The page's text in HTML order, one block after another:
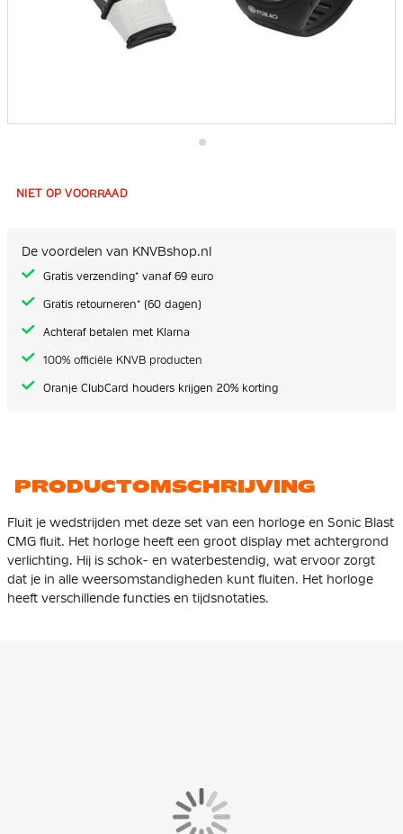
het
afbeeldingen-
gallerij
NIET OP VOORRAAD
De voordelen van KNVBshop.nl
Gratis verzending* vanaf 69 euro
Gratis retourneren* (60 dagen)
Achteraf betalen met Klarna
100% officiële KNVB producten
Oranje ClubCard houders krijgen 20% korting
PRODUCTOMSCHRIJVING
Fluit je wedstrijden met deze set van een horloge en Sonic Blast
CMG fluit. Het horloge heeft een groot display met achtergrond
verlichting. Hij is schok- en waterbestendig, wat ervoor zorgt
dat je in alle weersomstandigheden kunt fluiten. Het horloge
heeft verschillende functies en tijdsnotaties.